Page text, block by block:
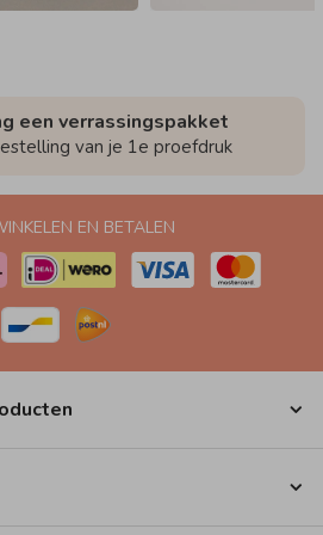
een verrassingspakket
van je 1e proefdruk
EN BETALEN